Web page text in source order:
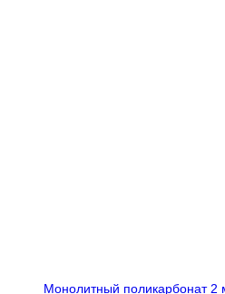
Монолитный поликарбонат